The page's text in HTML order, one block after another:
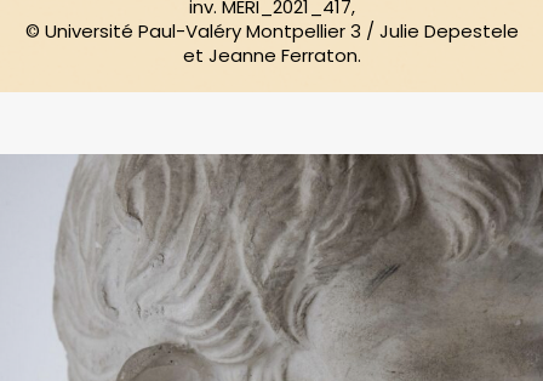
inv. MERI_2021_417,
© Université Paul-Valéry Montpellier 3 / Julie Depestele
et Jeanne Ferraton.